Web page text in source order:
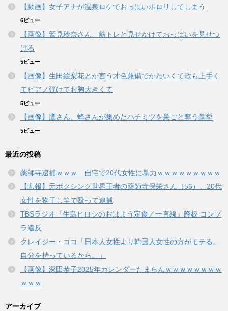
【動画】女子アナが温泉ロケでおっぱいポロリしてしまう
6ビュー
【画像】鷲見玲奈さん、筋トレと見せかけておっぱいを見せつ
ける
5ビュー
【画像】生田絵梨花とか言う才色兼備でかわいくて歌も上手く
てピアノ弾けてお胸大きくて
5ビュー
【画像】鷹さん、蜂さんが集めたハチミツを巣ごと奪う暴挙
5ビュー
最近の投稿
薬師寺逮捕ｗｗｗ 自宅で20代女性に暴力ｗｗｗｗｗｗｗｗｗ
【悲報】元ボクシング世界王者の薬師寺保栄さん（56）、20代
女性を物干し竿で殴って逮捕
TBSラジオ『生島ヒロシのおはよう定食／一直線』降板 コンプ
ラ違反
クレイジー・ココ「日本人女性より韓国人女性の方がモテる。
自分を持っているから。」
【画像】深田恭子2025年カレンダーたまらんｗｗｗｗｗｗｗｗ
ｗｗｗ
アーカイブ